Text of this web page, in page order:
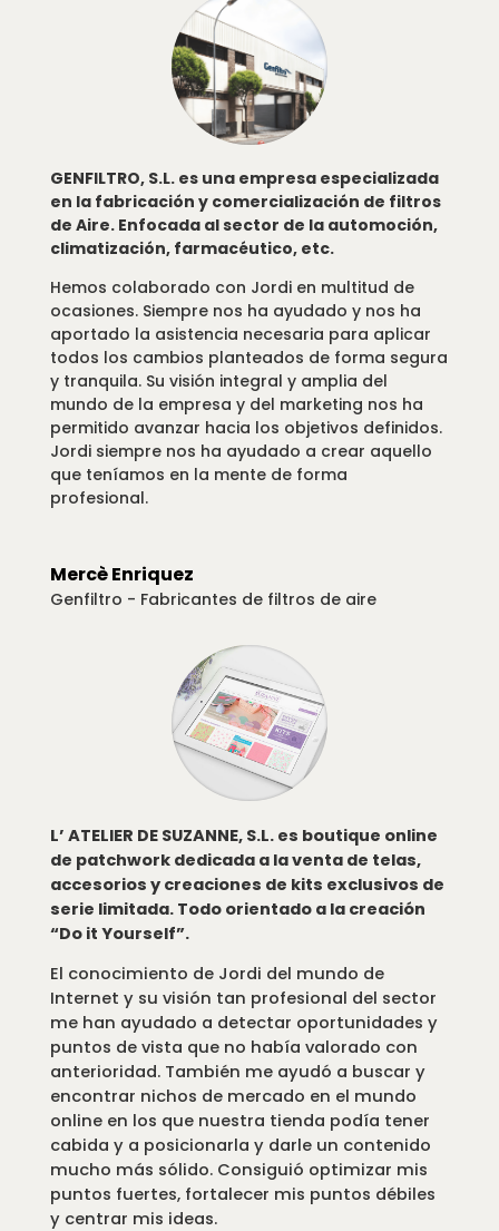
GENFILTRO, S.L. es una empresa especializada
en la fabricación y comercialización de filtros
de Aire. Enfocada al sector de la automoción,
climatización, farmacéutico, etc.
Hemos colaborado con Jordi en multitud de
ocasiones. Siempre nos ha ayudado y nos ha
aportado la asistencia necesaria para aplicar
todos los cambios planteados de forma segura
y tranquila. Su visión integral y amplia del
mundo de la empresa y del marketing nos ha
permitido avanzar hacia los objetivos definidos.
Jordi siempre nos ha ayudado a crear aquello
que teníamos en la mente de forma
profesional.
Mercè Enriquez
Genfiltro - Fabricantes de filtros de aire
L’ ATELIER DE SUZANNE, S.L. es boutique online
de patchwork dedicada a la venta de telas,
accesorios y creaciones de kits exclusivos de
serie limitada. Todo orientado a la creación
“Do it Yourself”.
El conocimiento de Jordi del mundo de
Internet y su visión tan profesional del sector
me han ayudado a detectar oportunidades y
puntos de vista que no había valorado con
anterioridad. También me ayudó a buscar y
encontrar nichos de mercado en el mundo
online en los que nuestra tienda podía tener
cabida y a posicionarla y darle un contenido
mucho más sólido. Consiguió optimizar mis
puntos fuertes, fortalecer mis puntos débiles
y centrar mis ideas.